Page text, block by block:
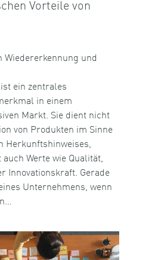
Vorteile von
Wiedererkennung und
ein zentrales
in einem
Markt. Sie dient nicht
von Produkten im Sinne
Herkunftshinweises,
Werte wie Qualität,
Innovationskraft. Gerade
Unternehmens, wenn